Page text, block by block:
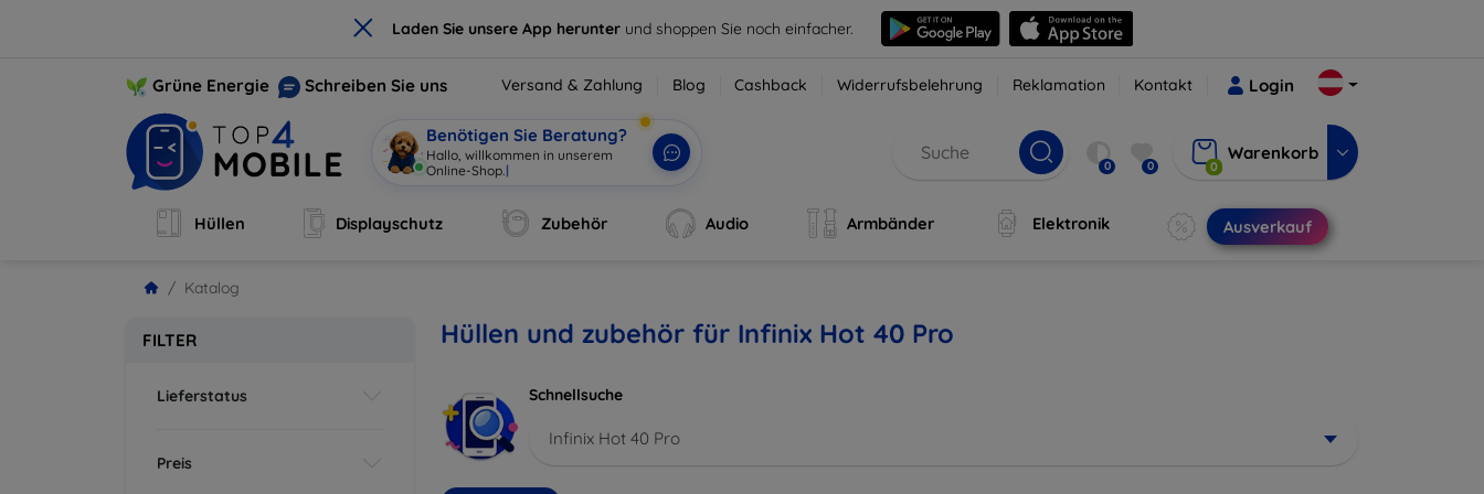
× Laden Sie unsere App herunter und shoppen Sie noch einfacher.
Grüne Energie Schreiben Sie uns Versand & Zahlung Blog Cashback Widerrufsbelehrung Reklamation Kontakt Login
Benötigen Sie Beratung?
Hallo, willkommen in unserem
Online-Shop. | 0 0 0
Warenkorb
Hüllen Displayschutz Zubehör Audio Armbänder Elektronik Ausverkauf
Katalog
FILTER
Lieferstatus
Preis
Hüllen und zubehör für Infinix Hot 40 Pro
Schnellsuche
Infinix Hot 40 Pro